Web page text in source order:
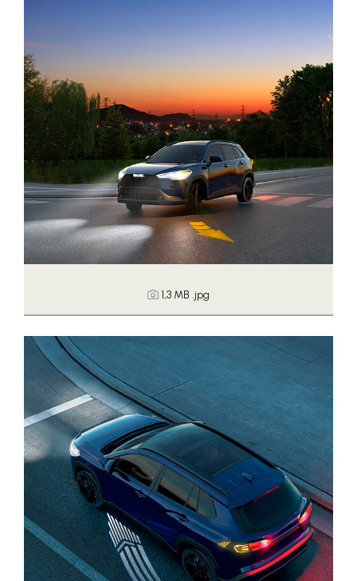
WKS Fachgruppe Fahrzeughandel und
Fahrzeugtechnik
WKS Fachgruppe Finanzdienstleister
WK UBIT
PHH Rechtsanwält:innen
1,3 MB .jpg